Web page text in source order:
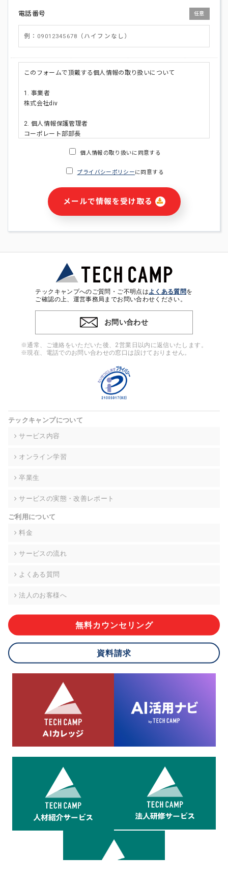
電話番号 任意
このフォームで頂戴する個人情報の取り扱いについて
1. 事業者
株式会社div
2. 個人情報保護管理者
コーポレート部部長
・ご請求された資料の送付のため
・本サービス及び本サービスに関連する情報(当社及び第三者の
サービス又は商品等の広告配信・宣伝を含みますが、それらに
・個人(法人の場合は担当者)を識別できない形式に加工した統
計情報の作成および利用
※上記の利用目的に基づいた本人への連絡及び配信について
4. 個人情報の第三者提供
ンをとるために、氏名等の一部の情報をサービス内で使用する
チャットツールで発信することにより、本サービスの他の利用
者等に提供することがあります。
当社は事業運営上、前項利用目的の範囲に限って個人情報を外
高い委託先を選定し、個人情報の適正管理・機密保持について
個人情報の開示等(利用目的の通知、開示、内容の訂正・追加・
て、下記の当社問合わせ窓口に申し出ることができます。その
的な期間内に対応いたします。ただし、申請が本人確認が不可
により、ご希望に添えない場合があります。 なお、アクセスロ
グなどの個人情報以外の情報については、原則として開示等は
株式会社div 個人情報問合せ窓口
メールアドレス:privacy_policy@di-v.co.jp
ご本人様が当社に個人情報を提供されるかどうかは任意による
応ができない場合があります。
8.cookieにより取得・分析した情報とその利用について
当社は第三者が運営するデータ・マネジメント・プラットフォ
ームからcookieにより収集されたウェブの閲覧機歴及びその分
析結果を取得し、これをお客様の個人データと結びつけた上
で、広告配信等の目的で利用いたします。
個人情報の取り扱いに同意する
プライバシーポリシーに同意する
メールで情報を受け取る
テックキャンプへのご質問・ご不明点はよくある質問を
ご確認の上、運営事務局までお問い合わせください。
お問い合わせ
※通常、ご連絡をいただいた後、2営業日以内に返信いたします。
※現在、電話でのお問い合わせの窓口は設けておりません。
テックキャンプについて
サービス内容
オンライン学習
卒業生
サービスの実態・改善レポート
ご利用について
料金
サービスの流れ
よくある質問
法人のお客様へ
無料カウンセリング
資料請求